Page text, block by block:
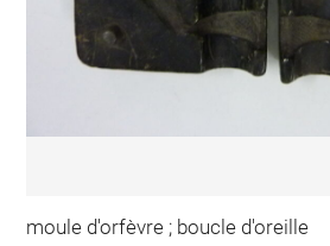
moule d'orfèvre ; boucle d'oreille